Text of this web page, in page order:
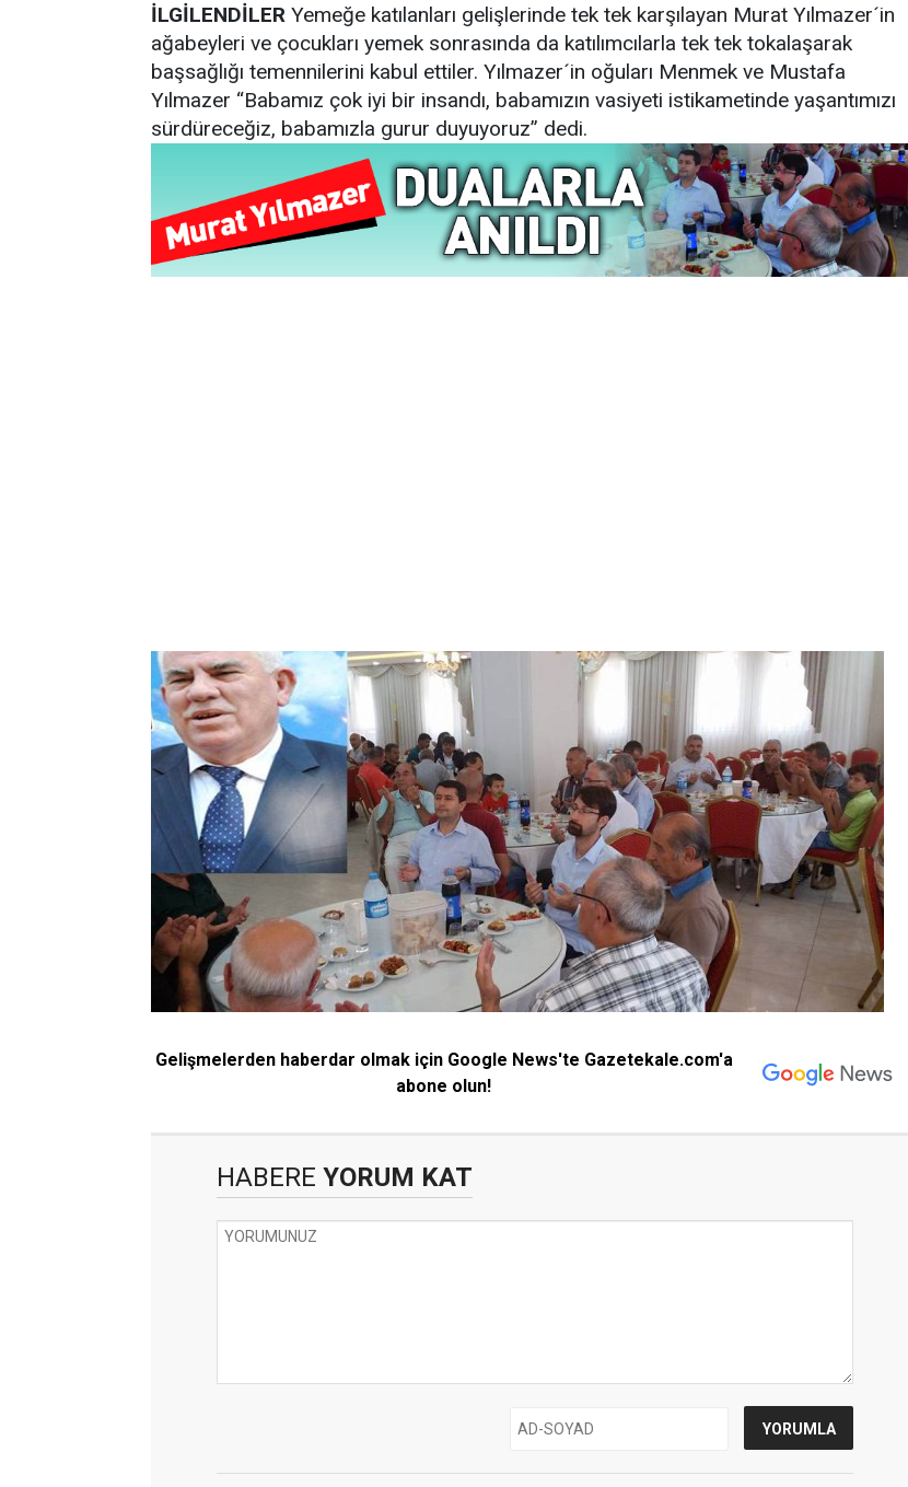
İLGİLENDİLER Yemeğe katılanları gelişlerinde tek tek karşılayan Murat Yılmazer´in
ağabeyleri ve çocukları yemek sonrasında da katılımcılarla tek tek tokalaşarak
başsağlığı temennilerini kabul ettiler. Yılmazer´in oğuları Menmek ve Mustafa
Yılmazer “Babamız çok iyi bir insandı, babamızın vasiyeti istikametinde yaşantımızı
sürdüreceğiz, babamızla gurur duyuyoruz” dedi.
Gelişmelerden haberdar olmak için Google News'te Gazetekale.com'a
abone olun!
HABERE YORUM KAT